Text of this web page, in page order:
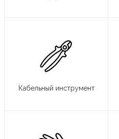
Кабельный инструмент